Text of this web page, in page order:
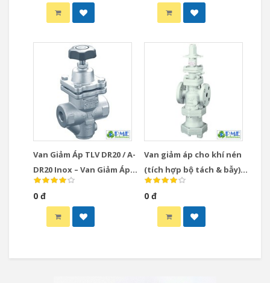
Van Giảm Áp TLV DR20 / A-
DR20 Inox – Van Giảm Áp
Trực Tiếp Nhỏ Gọn Cho
Hơi & Khí Nén
0 đ
Van giảm áp cho khí nén
(tích hợp bộ tách & bẫy)
ACOS-10 TLV
0 đ